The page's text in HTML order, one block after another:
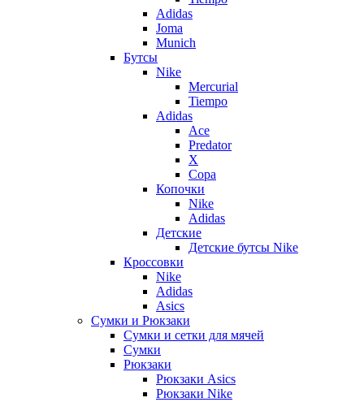
Adidas
Joma
Munich
Бутсы
Nike
Mercurial
Tiempo
Adidas
Ace
Predator
X
Copa
Копочки
Nike
Adidas
Детские
Детские бутсы Nike
Кроссовки
Nike
Adidas
Asics
Сумки и Рюкзаки
Сумки и сетки для мячей
Сумки
Рюкзаки
Рюкзаки Asics
Рюкзаки Nike